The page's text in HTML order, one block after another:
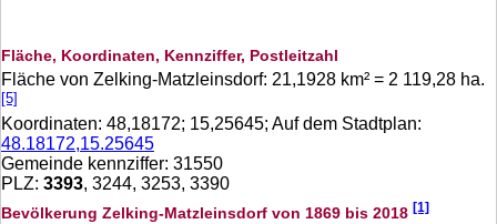
Fläche, Koordinaten, Kennziffer, Postleitzahl
Fläche von Zelking-Matzleinsdorf: 21,1928 km² = 2 119,28 ha.
[5]
Koordinaten: 48,18172; 15,25645; Auf dem Stadtplan:
48.18172,15.25645
Gemeinde kennziffer: 31550
PLZ: 3393, 3244, 3253, 3390
Bevölkerung Zelking-Matzleinsdorf von 1869 bis 2018 [1]